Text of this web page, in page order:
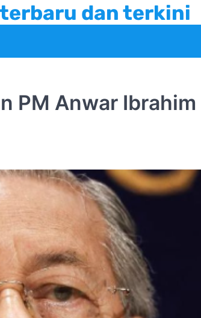
dan terkini
PM Anwar Ibrahim